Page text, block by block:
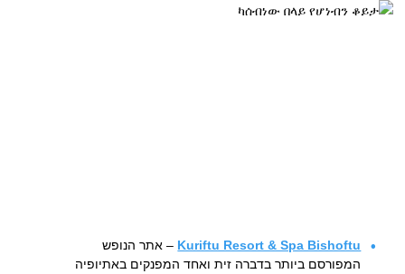
Kuriftu Resort & Spa Bishoftu – אתר הנופש
המפורסם ביותר בדברה זית ואחד המפנקים באתיופיה